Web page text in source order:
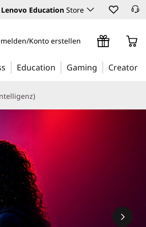
Lenovo Education Store
Konto erstellen
Education Gaming Creator